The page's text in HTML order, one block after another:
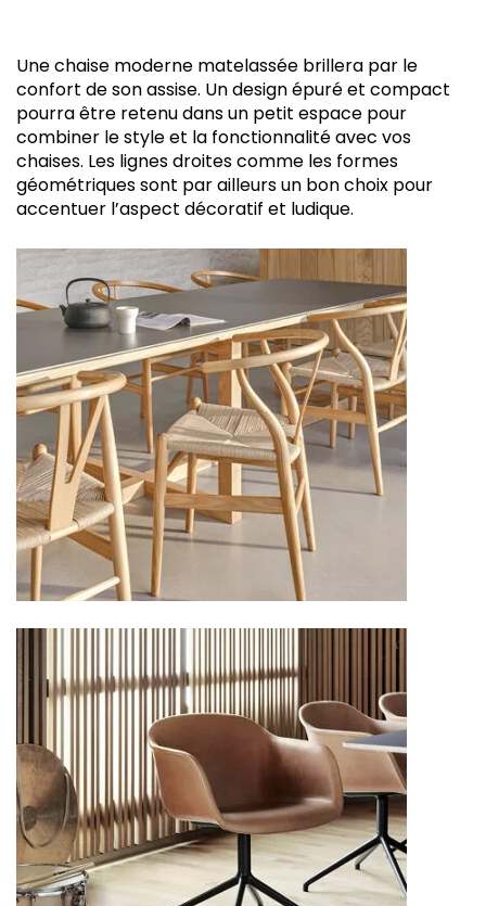
Une chaise moderne matelassée brillera par le
confort de son assise. Un design épuré et compact
pourra être retenu dans un petit espace pour
combiner le style et la fonctionnalité avec vos
chaises. Les lignes droites comme les formes
géométriques sont par ailleurs un bon choix pour
accentuer l’aspect décoratif et ludique.